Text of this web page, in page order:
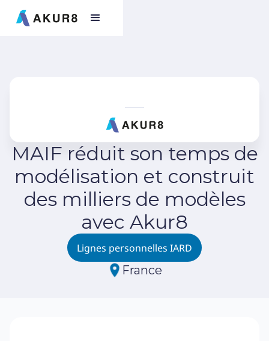
MAIF réduit son temps de
modélisation et construit
des milliers de modèles
avec Akur8
Lignes personnelles IARD
France